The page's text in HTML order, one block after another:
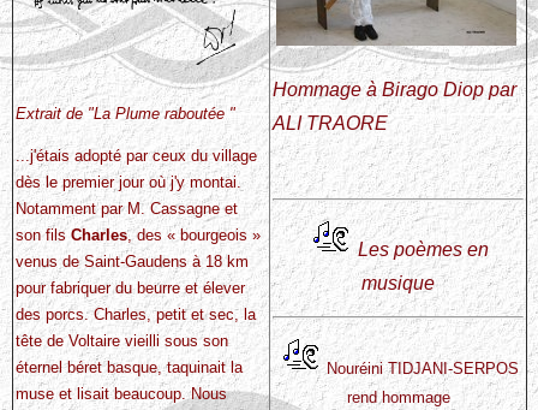
Extrait de "La Plume raboutée "
...j'étais adopté par ceux du village
dès le premier jour où j'y montai.
Notamment par M. Cassagne et
son filsCharles, des « bourgeois »
venus de Saint-Gaudens à 18 km
pour fabriquer du beurre et élever
des porcs. Charles, petit et sec, la
tête de Voltaire vieilli sous son
éternel béret basque, taquinait la
muse et lisait beaucoup. Nous
Hommage à Birago Diop par
ALI TRAORE
Les poèmes en
musique
Nouréini TIDJANI-SERPOS
rend hommage